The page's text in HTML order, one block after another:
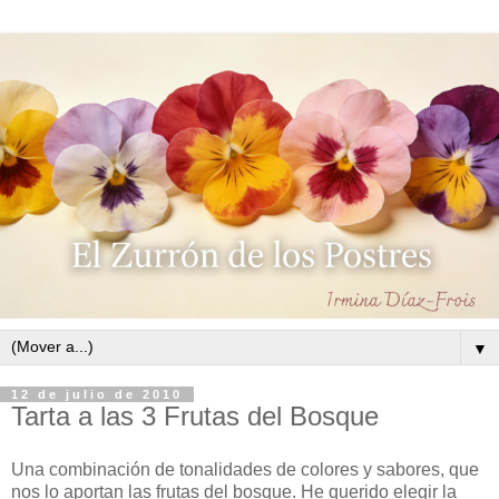
▼
12 de julio de 2010
Tarta a las 3 Frutas del Bosque
Una combinación de tonalidades de colores y sabores, que
nos lo aportan las frutas del bosque. He querido elegir la